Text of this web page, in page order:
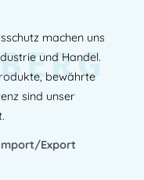
machen uns
und Handel.
bewährte
sind unser
Export